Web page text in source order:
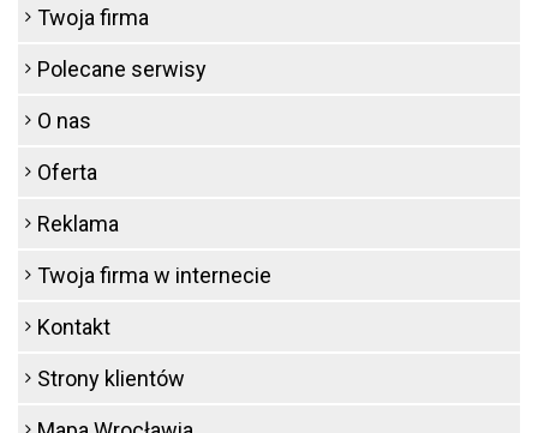
Twoja firma
Polecane serwisy
O nas
Oferta
Reklama
Twoja firma w internecie
Kontakt
Strony klientów